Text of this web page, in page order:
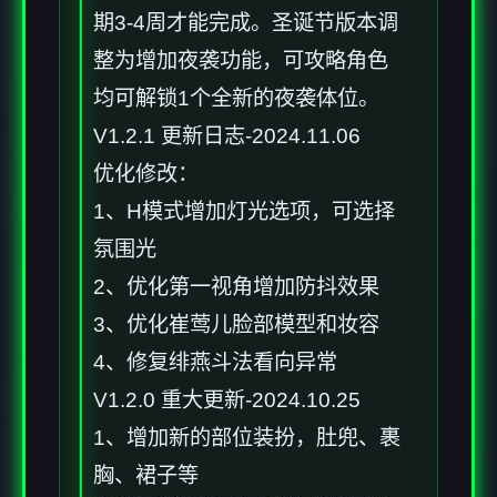
期3-4周才能完成。圣诞节版本调
整为增加夜袭功能，可攻略角色
均可解锁1个全新的夜袭体位。
V1.2.1 更新日志-2024.11.06
优化修改：
1、H模式增加灯光选项，可选择
氛围光
2、优化第一视角增加防抖效果
3、优化崔莺儿脸部模型和妆容
4、修复绯燕斗法看向异常
V1.2.0 重大更新-2024.10.25
1、增加新的部位装扮，肚兜、裹
胸、裙子等